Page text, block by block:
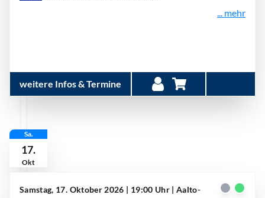
... mehr
weitere Infos & Termine
Sa.
17.
Okt
Samstag, 17. Oktober 2026 | 19:00 Uhr | Aalto-